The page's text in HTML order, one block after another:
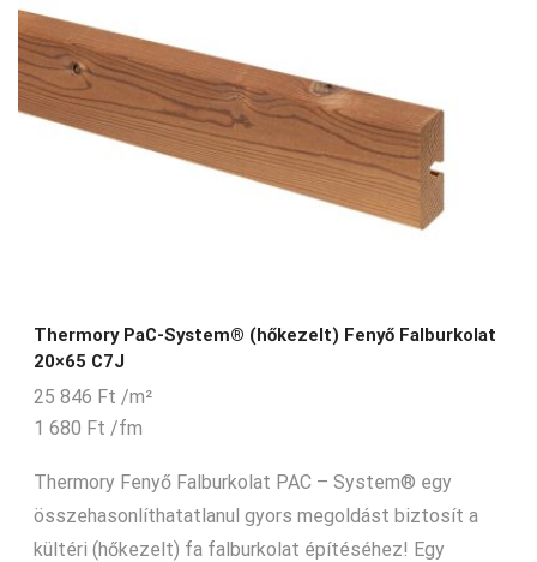
Thermory PaC-System® (hőkezelt) Fenyő Falburkolat
20×65 C7J
25 846 Ft /m²
1 680 Ft /fm
Thermory Fenyő Falburkolat PAC – System® egy
összehasonlíthatatlanul gyors megoldást biztosít a
kültéri (hőkezelt) fa falburkolat építéséhez! Egy